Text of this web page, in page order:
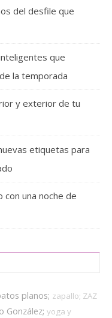
del desfile que
que
la temporada
y exterior de tu
etiquetas para
con una noche de
planos; zapallo; ZAZ
González; yoga y